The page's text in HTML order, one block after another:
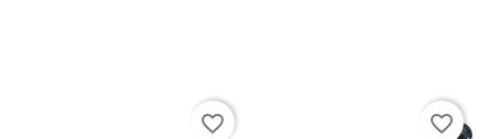
favorite_border favorite_border